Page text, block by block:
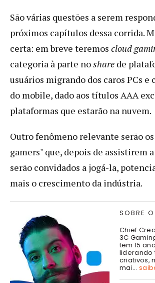
São várias questões a serem
próximos capítulos dessa corrida.
certa: em breve teremos cloud
categoria à parte noshare de
usuários migrando dos caros PCs e
do mobile, dado aos títulos AAA
plataformas que estarão na nuvem.
Outro fenômeno relevante serão
gamers" que, depois de assistirem
serão convidados a jogá-la,
mais o crescimento da indústria.
SOBRE
Chief
3C
tem 15
liderando
criativos,
mai...